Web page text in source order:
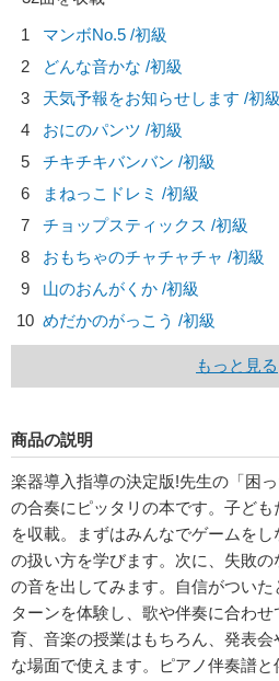
1
マンボNo.5 /初級
2
どんな音かな /初級
3
天気予報をお知らせします /初級
4
おにのパンツ /初級
5
チキチキバンバン /初級
6
まねっこドレミ /初級
7
チョップスティックス /初級
8
おもちゃのチャチャチャ /初級
9
山のおんがくか /初級
10 めだかのがっこう /初級
もっと見る
商品の説明
楽器導入指導の決定版!先生の「困
の合奏にピッタリの本です。子ど
を収載。まずはみんなでゲームを
の扱い方を学びます。次に、失敗
の音を出してみます。自信がつい
ターンを体験し、歌や伴奏に合わ
育、音楽の授業はもちろん、発表
な場面で使えます。ピアノ伴奏譜と